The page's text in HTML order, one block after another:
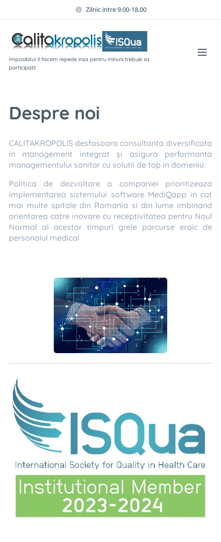
Zilnic intre 9.00-18.00
Imposibilul il facem repede insa pentru minuni trebuie sa
participati!
Despre noi
CALITAKROPOLIS desfasoara consultanta diversificata
in management integrat și asigura performanta
managementului sanitar cu solutii de top in domeniu.
Politica de dezvoltare a companiei prioritizeaza
implementarea sistemului software MediQapp in cat
mai multe spitale din Romania si din lume imbinand
orientarea catre inovare cu receptivitatea pentru Noul
Normal al acestor timpuri grele parcurse eroic de
personalul medical